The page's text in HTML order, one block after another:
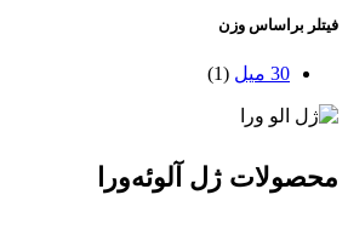
فیتلر براساس وزن
30 میل (1)
محصولات ژل آلوئه‌ورا